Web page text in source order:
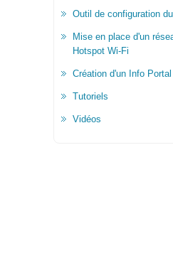
Outil de configuration
Mise en place d'un
Hotspot Wi-Fi
Création d'un Info Portal
Tutoriels
Vidéos